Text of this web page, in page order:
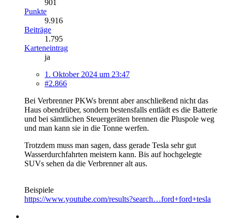
901
Punkte
9.916
Beiträge
1.795
Karteneintrag
ja
1. Oktober 2024 um 23:47
#2.866
Bei Verbrenner PKWs brennt aber anschließend nicht das
Haus obendrüber, sondern bestensfalls entlädt es die Batterie
und bei sämtlichen Steuergeräten brennen die Pluspole weg
und man kann sie in die Tonne werfen.
Trotzdem muss man sagen, dass gerade Tesla sehr gut
Wasserdurchfahrten meistern kann. Bis auf hochgelegte
SUVs sehen da die Verbrenner alt aus.
Beispiele
https://www.youtube.com/results?search…ford+ford+tesla